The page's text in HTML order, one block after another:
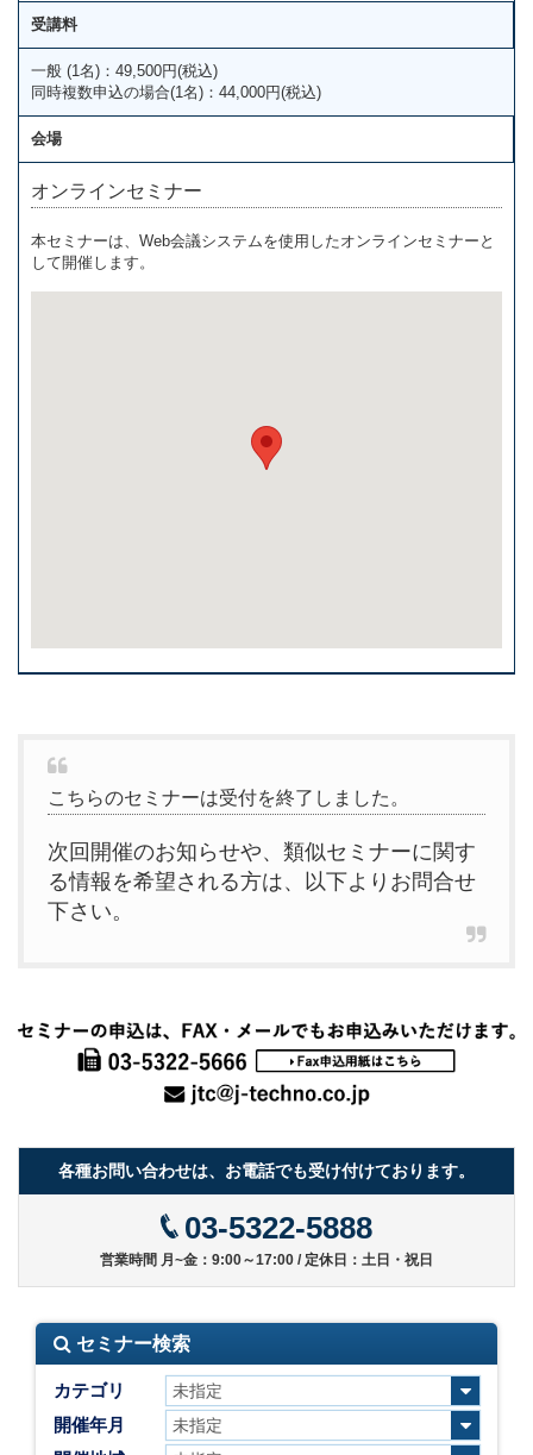
受講料
一般 (1名)：49,500円(税込)
同時複数申込の場合(1名)：44,000円(税込)
会場
オンラインセミナー
本セミナーは、Web会議システムを使用したオンラインセミナーと
して開催します。
こちらのセミナーは受付を終了しました。
次回開催のお知らせや、類似セミナーに関す
る情報を希望される方は、以下よりお問合せ
下さい。
各種お問い合わせは、お電話でも受け付けております。
03-5322-5888
営業時間 月~金：9:00～17:00 / 定休日：土日・祝日
セミナー検索
カテゴリ
開催年月